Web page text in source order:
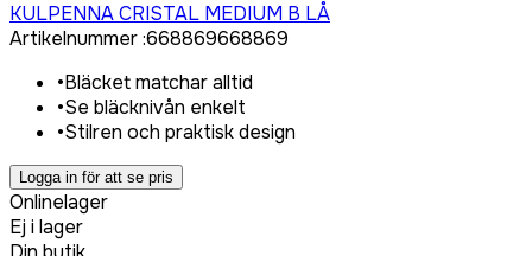
KULPENNA CRISTAL MEDIUM B LÅ
Artikelnummer:668869668869
•Bläcket matchar alltid
•Se bläcknivån enkelt
•Stilren och praktisk design
Logga in för att se pris
Onlinelager
Ej i lager